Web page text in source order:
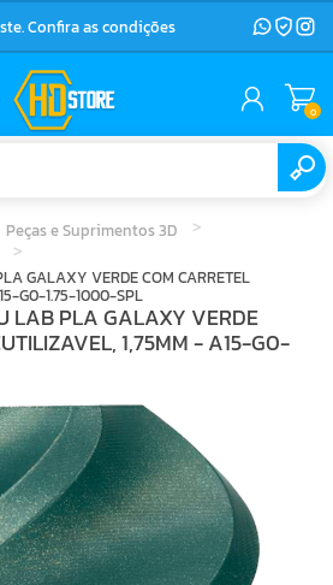
Confira as condições
0
Peças e Suprimentos 3D
GALAXY VERDE COM CARRETEL
G0-1.75-1000-SPL
LAB PLA GALAXY VERDE
1,75MM - A15-G0-